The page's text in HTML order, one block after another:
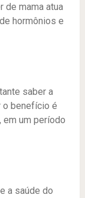
de mama atua
hormônios e
saber a
o benefício é
um período
a saúde do